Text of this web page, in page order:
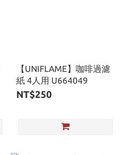
【UNIFLAME】咖啡過濾
紙 4人用 U664049
NT$250